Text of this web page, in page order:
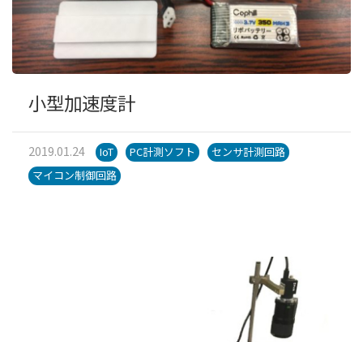
小型加速度計
2019.01.24 IoT PC計測ソフト
センサ計測回路
マイコン制御回路